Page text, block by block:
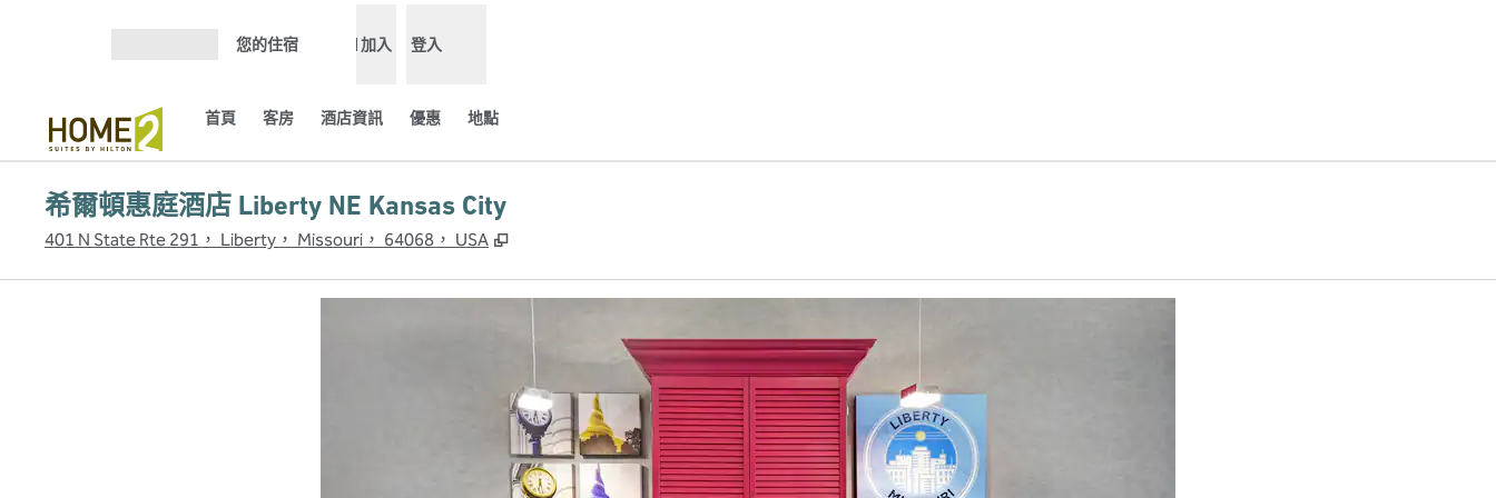
您的住宿 加入 登入
首頁 客房 酒店資訊 優惠 地點
希爾頓惠庭酒店 Liberty NE Kansas City
401 N State Rte 291， Liberty， Missouri， 64068， USA ,